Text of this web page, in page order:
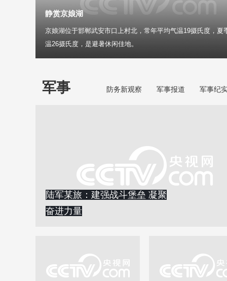
静赏京娘湖
京娘湖位于邯郸武安市口上村北，常年平均气温19摄氏度，夏
温26摄氏度，是避暑休闲佳地。
军事 防务新观察 军事报道 军事纪
陆军某旅：建强战斗堡垒 凝聚
奋进力量